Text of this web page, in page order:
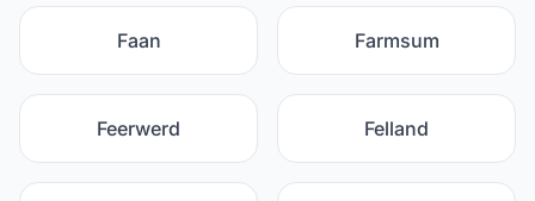
Faan Farmsum
Feerwerd Felland